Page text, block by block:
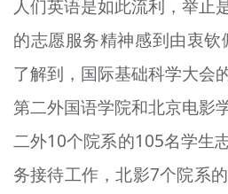
人们英语是如此流利，举止
的志愿服务精神感到由衷钦
了解到，国际基础科学大会
第二外国语学院和北京电影
二外10个院系的105名学生
务接待工作，北影7个院系